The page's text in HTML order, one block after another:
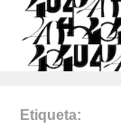
Etiqueta